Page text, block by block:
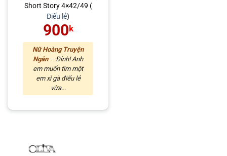
Short Story 4×42/49 (
Điếu lẻ)
900 k
Nữ Hoàng Truyện
Ngắn– Đỉnh! Anh
em muốn tìm một
em xì gà điếu lẻ
vừa...